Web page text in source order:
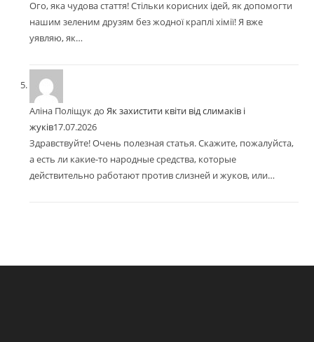
Ого, яка чудова стаття! Стільки корисних ідей, як допомогти
нашим зеленим друзям без жодної краплі хімії! Я вже
уявляю, як…
Аліна ПоліщукдоЯк захистити квіти від слимаків і
жуків17.07.2026
Здравствуйте! Очень полезная статья. Скажите, пожалуйста,
а есть ли какие-то народные средства, которые
действительно работают против слизней и жуков, или…